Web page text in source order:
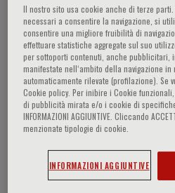
HOME PAGE / CORSI ED EVENTI
Adriano Casulli
Adriano Casulli è Dirigente
Dipartimento Malattie
Superiore di Sanità dove
Direttore del Reparto
Il nostro sito usa cookie anche di terze
necessari a consentire la navigazione, si
consentire una migliore fruibilità di
effettuare statistiche aggregate sul suo
per sottoporti contenuti, anche pubblicitari,
manifestate nell‘ambito della navigazione
automaticamente rilevate (profilazione). Se
Cookie policy. Per inibire i Cookie
di pubblicità mirata e/o i cookie di
INFORMAZIONI AGGIUNTIVE. Cliccando
menzionate tipologie di cookie.
INFORMAZIONI AGGIUNTIVE